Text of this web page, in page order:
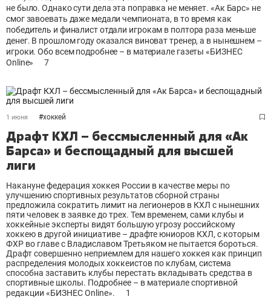
не было. Однако сути дела эта поправка не меняет. «Ак Барс» не
смог завоевать даже медали чемпионата, в то время как
победитель и финалист отдали игрокам в полтора раза меньше
денег. В прошлом году оказался виноват тренер, а в нынешнем –
игроки. Обо всем подробнее – в материале газеты «БИЗНЕС
Online»
7
1 июня #хоккей
Драфт КХЛ – бессмысленный для «Ак
Барса» и беспощадный для высшей
лиги
Накануне федерация хоккея России в качестве меры по
улучшению спортивных результатов сборной страны
предложила сократить лимит на легионеров в КХЛ с нынешних
пяти человек в заявке до трех. Тем временем, сами клубы и
хоккейные эксперты видят большую угрозу российскому
хоккею в другой инициативе – драфте юниоров КХЛ, с которым
ФХР во главе с Владиславом Третьяком не пытается бороться.
Драфт совершенно неприемлем для нашего хоккея как принцип
распределения молодых хоккеистов по клубам, система
способна заставить клубы перестать вкладывать средства в
спортивные школы. Подробнее – в материале спортивной
редакции «БИЗНЕС Online».
1